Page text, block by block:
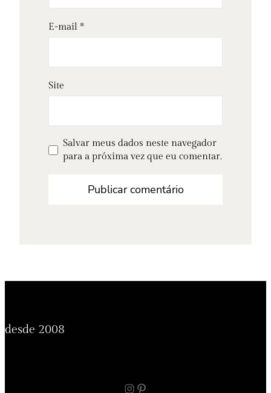
E-mail *
Site
Salvar meus dados neste navegador
para a próxima vez que eu comentar.
desde 2008
Instagram Pinterest